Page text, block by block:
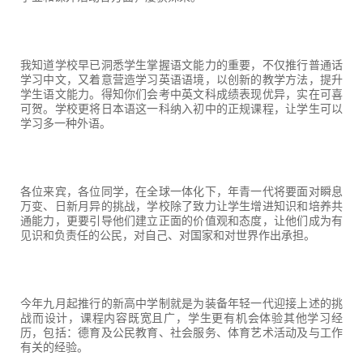
我知道学校早已洞悉学生掌握语文能力的重要，不仅推行普通话
学习中文，又着意营造学习英语语境，以创新的教学方法，提升
学生语文能力。得知你们会考中英文科成绩表现优异，实在可喜
可贺。学校更将日本语这一科纳入初中的正规课程，让学生可以
学习多一种外语。
各位来宾，各位同学，在全球一体化下，年青一代将要面对瞬息
万变、日新月异的挑战，学校除了致力让学生增进知识和培养共
通能力，更要引导他们建立正面的价值观和态度，让他们成为有
见识和负责任的公民，对自己、对国家和对世界作出承担。
今年九月起推行的新高中学制就是为装备年轻一代迎接上述的挑
战而设计，课程内容既宽且广，学生更有机会体验其他学习经
历，包括：德育及公民教育、社会服务、体育艺术活动及与工作
有关的经验。